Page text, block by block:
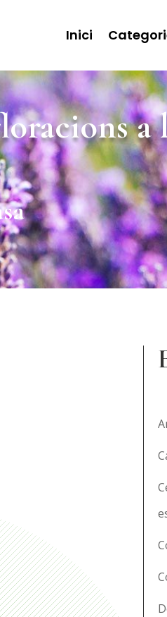
Inici
a